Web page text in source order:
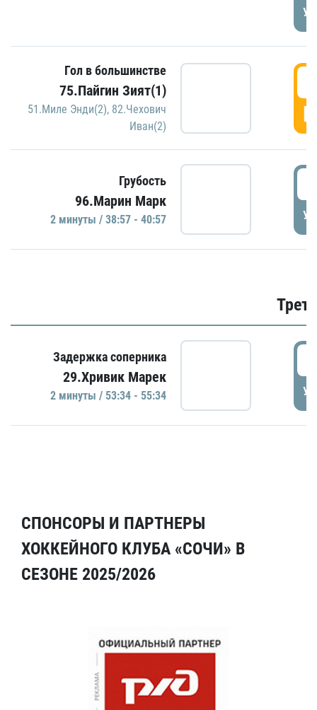
Гол в большинстве
75.Пайгин Зият(1)
51.Миле Энди(2), 82.Чехович
Иван(2)
Грубость
96.Марин Марк
2 минуты / 38:57 - 40:57
Задержка соперника
29.Хривик Марек
2 минуты / 53:34 - 55:34
СПОНСОРЫ И ПАРТНЕРЫ
ХОККЕЙНОГО КЛУБА «СОЧИ» В
СЕЗОНЕ 2025/2026